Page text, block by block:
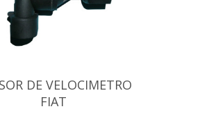
DE VELOCIMETRO
FIAT